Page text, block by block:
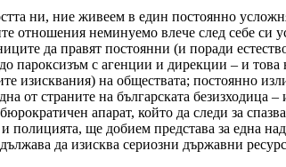
ни, ние живеем в един постоянно
отношения неминуемо влече след себе
да правят постоянни (и поради
пароксизъм с агенции и дирекции – и
изисквания) на обществата; постоянно
от страните на българската
апарат, който да следи за
полицията, ще добием представа за една
да изисква сериозни държавни